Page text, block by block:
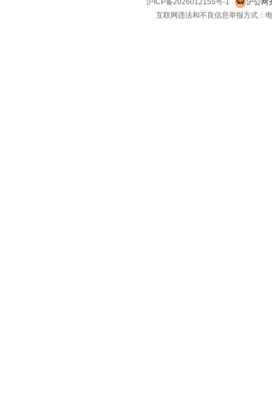
沪ICP备2026012155号-1
沪公网
互联网违法和不良信息举报方式：